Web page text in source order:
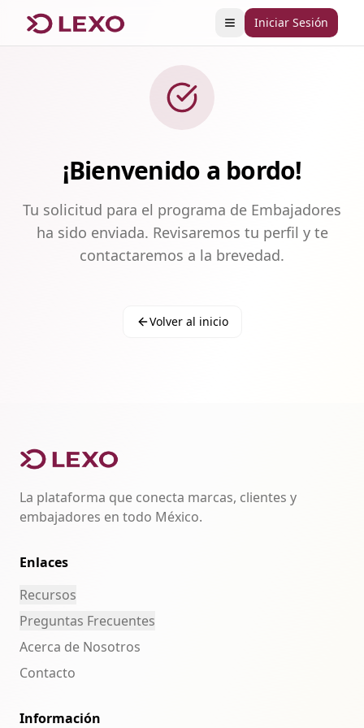
Abrir menú
Iniciar Sesión
¡Bienvenido a bordo!
Tu solicitud para el programa de Embajadores
ha sido enviada. Revisaremos tu perfil y te
contactaremos a la brevedad.
Volver al inicio
La plataforma que conecta marcas, clientes y
embajadores en todo México.
Enlaces
Recursos
Preguntas Frecuentes
Acerca de Nosotros
Contacto
Información